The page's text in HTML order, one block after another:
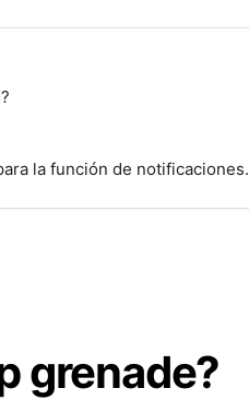
la función de notificaciones.
grenade?